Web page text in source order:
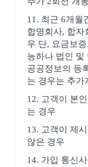
11. 최근 6개월
합명회사, 합자
우 단, 요금보
능하나 법인 및
공공정보의 등
는 경우는 추가
12. 고객이 본
는 경우
13. 고객이 제
않은 경우
14. 가입 통신